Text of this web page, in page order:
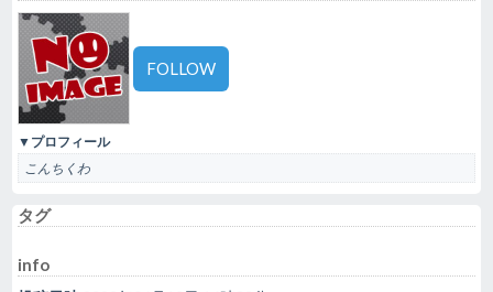
FOLLOW
▼プロフィール
こんちくわ
タグ
info